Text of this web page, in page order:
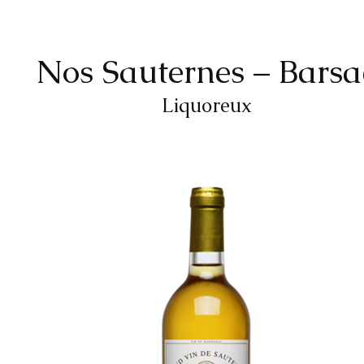
Nos Sauternes –
Liquoreux